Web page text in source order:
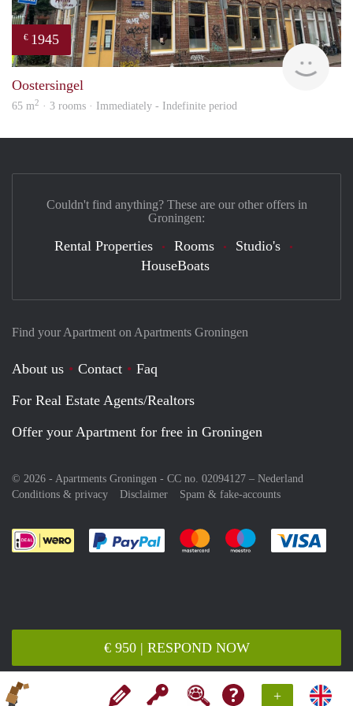
+
€ 950 | RESPOND NOW
€ 1945
Oostersingel
65 m2 · 3 rooms · Immediately - Indefinite period
Find your Apartment on Apartments Groningen
About us Contact
Faq
For Real Estate Agents/Realtors
Offer your Apartment for free in Groningen
© 2026 - Apartments Groningen - CC no. 02094127 – Nederland
Conditions & privacy
Disclaimer Spam & fake-accounts
Pay easily with :payment method
Pay easily with :payment
Pay easily with
Couldn't find anything? These are our other offers in
Groningen:
Rental Properties Rooms
Studio's
HouseBoats